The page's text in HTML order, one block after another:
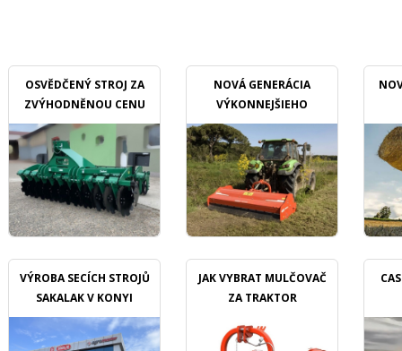
OSVĚDČENÝ STROJ ZA
ZVÝHODNĚNOU CENU
NOVÁ GENERÁCIA
VÝKONNEJŠIEHO
MULČOVAČU
VÝROBA SECÍCH STROJŮ
SAKALAK V KONYI
JAK VYBRAT MULČOVAČ
ZA TRAKTOR